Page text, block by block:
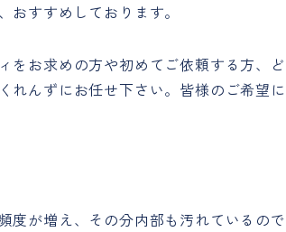
すすめしております。
をお求めの方や初めてご依頼する方、ど
れんずにお任せ下さい。皆様のご希望に
度が増え、その分内部も汚れているので